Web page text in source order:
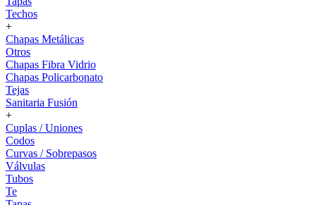
Techos
+
Chapas Metálicas
Otros
Chapas Fibra Vidrio
Chapas Policarbonato
Tejas
Sanitaria Fusión
+
Cuplas / Uniones
Codos
Curvas / Sobrepasos
Válvulas
Tubos
Te